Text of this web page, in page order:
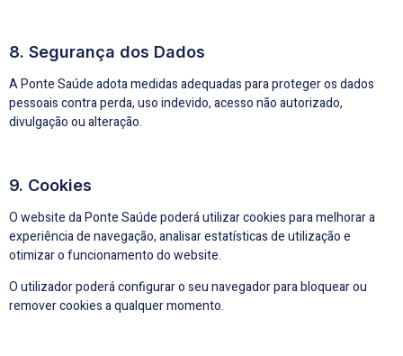
8. Segurança dos Dados
A Ponte Saúde adota medidas adequadas para proteger os dados
pessoais contra perda, uso indevido, acesso não autorizado,
divulgação ou alteração.
9. Cookies
O website da Ponte Saúde poderá utilizar cookies para melhorar a
experiência de navegação, analisar estatísticas de utilização e
otimizar o funcionamento do website.
O utilizador poderá configurar o seu navegador para bloquear ou
remover cookies a qualquer momento.